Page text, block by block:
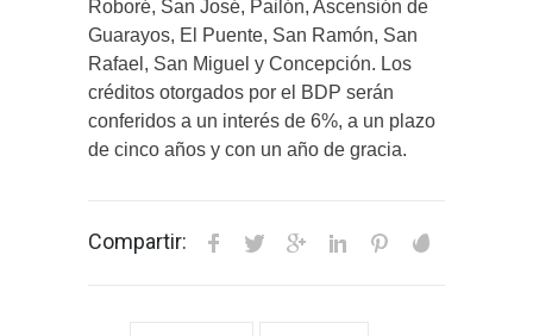
Roboré, San José, Pailón, Ascensión de
Guarayos, El Puente, San Ramón, San
Rafael, San Miguel y Concepción. Los
créditos otorgados por el BDP serán
conferidos a un interés de 6%, a un plazo
de cinco años y con un año de gracia.
Compartir: